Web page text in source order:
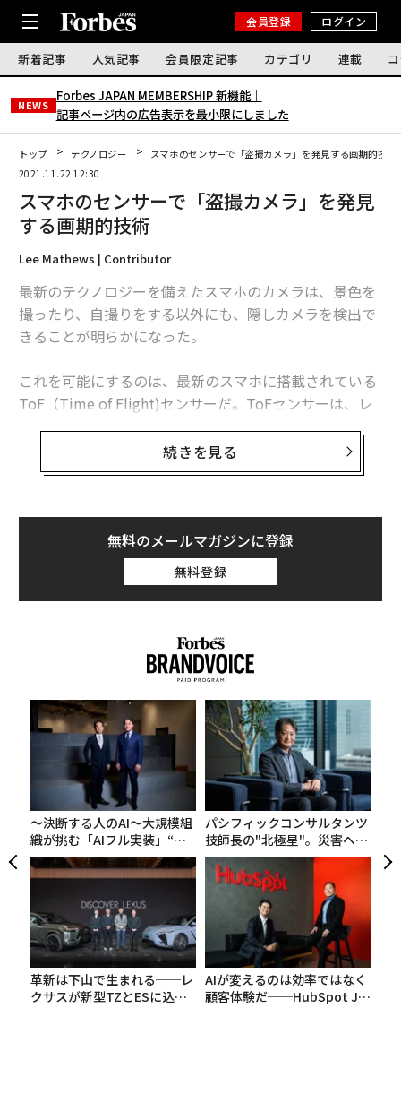
会員登録 ログイン
新着記事 人気記事 会員限定記事 カテゴリ 連載
NEWS
Forbes JAPAN MEMBERSHIP 新機能｜
記事ページ内の広告表示を最小限にしました
トップ テクノロジー
スマホのセンサーで「盗撮カメラ」を発見する画期的技術
2021.11.22 12:30
スマホのセンサーで「盗撮カメラ」を発見
する画期的技術
Lee Mathews | Contributor
最新のテクノロジーを備えたスマホのカメラは、景色を
撮ったり、自撮りをする以外にも、隠しカメラを検出で
きることが明らかになった。
これを可能にするのは、最新のスマホに搭載されている
ToF（Time of Flight)センサーだ。ToFセンサーは、レ
ーザーを物体に照射し、反射して戻ってきた反射光を分
析することで撮影した画像の深度を計測し、カメラの設
定を最適化している。アップルはiPhone12とiPhone13
はGalaxy S20+に搭載した。
シンガポール国立大学と韓国の延世大学の研究チームは
先日、スマホのToFセンサーを用いて隠しカメラを発見
するテクノロジーについての論文を発表した。レーザー
生するが、研究者らはこの特性を利用し、隠しカメラを
約90%の確率で検出する LAPD（Laser-Assisted Photog
raphy Detection）と呼ばれるシステムを開発し、それ
をアプリ化した。
続きを見る
無料のメールマガジンに登録
無料登録
〜決断する人のAI〜大規模組
織が挑む「AIフル実装」“使
う”企業から“動く”企業へ【N
TTドコモビジネス×PwC】
パシフィックコンサルタンツ
技師長の"北極星"。災害への
無力感を乗り越え見つけた、
防災一筋20年の答え
革新は下山で生まれる──レ
クサスが新型TZとESに込め
AIが変えるのは効率ではなく
顧客体験だ──HubSpot Ja